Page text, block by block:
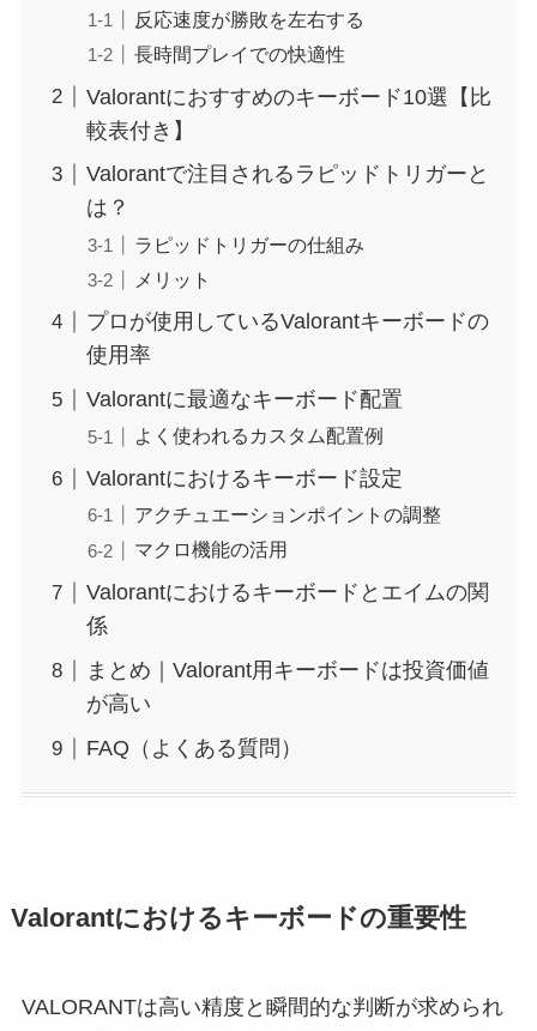
反応速度が勝敗を左右する
長時間プレイでの快適性
Valorantにおすすめのキーボード10選【比
較表付き】
Valorantで注目されるラピッドトリガーと
は？
ラピッドトリガーの仕組み
メリット
プロが使用しているValorantキーボードの
使用率
Valorantに最適なキーボード配置
よく使われるカスタム配置例
Valorantにおけるキーボード設定
アクチュエーションポイントの調整
マクロ機能の活用
Valorantにおけるキーボードとエイムの関
係
まとめ｜Valorant用キーボードは投資価値
が高い
FAQ（よくある質問）
Valorantにおけるキーボードの重要性
VALORANTは高い精度と瞬間的な判断が求められ